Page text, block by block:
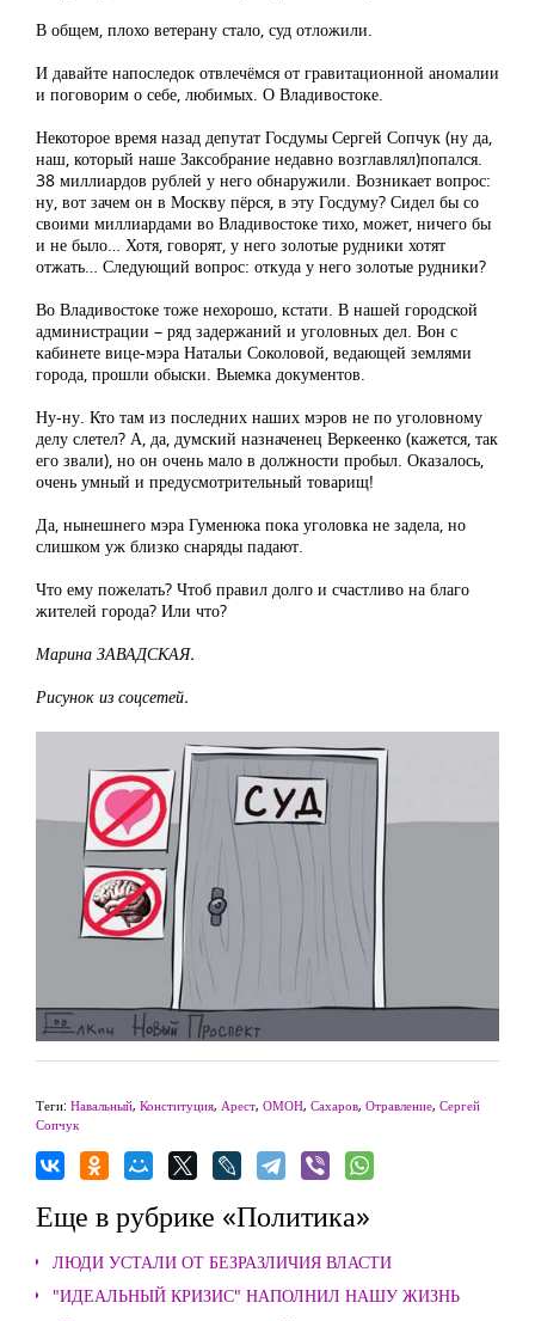
В общем, плохо ветерану стало, суд отложили.
И давайте напоследок отвлечёмся от гравитационной аномалии
и поговорим о себе, любимых. О Владивостоке.
Некоторое время назад депутат Госдумы Сергей Сопчук (ну да,
наш, который наше Заксобрание недавно возглавлял)попался.
38 миллиардов рублей у него обнаружили. Возникает вопрос:
ну, вот зачем он в Москву пёрся, в эту Госдуму? Сидел бы со
своими миллиардами во Владивостоке тихо, может, ничего бы
и не было… Хотя, говорят, у него золотые рудники хотят
отжать… Следующий вопрос: откуда у него золотые рудники?
Во Владивостоке тоже нехорошо, кстати. В нашей городской
администрации – ряд задержаний и уголовных дел. Вон с
кабинете вице-мэра Натальи Соколовой, ведающей землями
города, прошли обыски. Выемка документов.
Ну-ну. Кто там из последних наших мэров не по уголовному
делу слетел? А, да, думский назначенец Веркеенко (кажется, так
его звали), но он очень мало в должности пробыл. Оказалось,
очень умный и предусмотрительный товарищ!
Да, нынешнего мэра Гуменюка пока уголовка не задела, но
слишком уж близко снаряды падают.
Что ему пожелать? Чтоб правил долго и счастливо на благо
жителей города? Или что?
Марина ЗАВАДСКАЯ.
Рисунок из соцсетей.
Теги: Навальный, Конституция, Арест, ОМОН, Сахаров, Отравление, Сергей
Сопчук
Еще в рубрике «Политика»
ЛЮДИ УСТАЛИ ОТ БЕЗРАЗЛИЧИЯ ВЛАСТИ
"ИДЕАЛЬНЫЙ КРИЗИС" НАПОЛНИЛ НАШУ ЖИЗНЬ